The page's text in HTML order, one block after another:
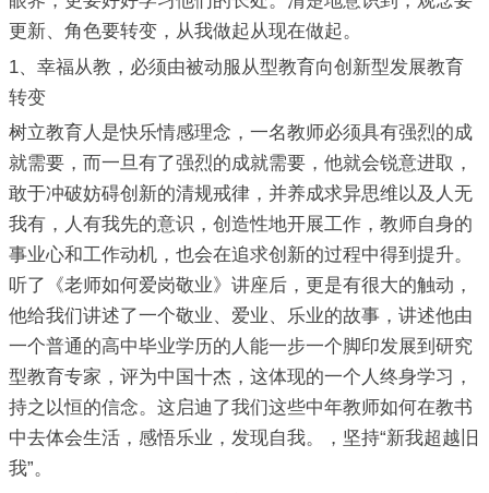
更新、角色要转变，从我做起从现在做起。
1、幸福从教，必须由被动服从型教育向创新型发展教育
转变
树立教育人是快乐情感理念，一名教师必须具有强烈的成
就需要，而一旦有了强烈的成就需要，他就会锐意进取，
敢于冲破妨碍创新的清规戒律，并养成求异思维以及人无
我有，人有我先的意识，创造性地开展工作，教师自身的
事业心和工作动机，也会在追求创新的过程中得到提升。
听了《老师如何爱岗敬业》讲座后，更是有很大的触动，
他给我们讲述了一个敬业、爱业、乐业的故事，讲述他由
一个普通的高中毕业学历的人能一步一个脚印发展到研究
型教育专家，评为中国十杰，这体现的一个人终身学习，
持之以恒的信念。这启迪了我们这些中年教师如何在教书
中去体会生活，感悟乐业，发现自我。，坚持“新我超越旧
我”。